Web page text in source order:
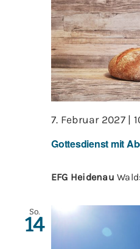
Gottesdienst mit
7. Februar 2027 |
EFG Heidenau
So.
14